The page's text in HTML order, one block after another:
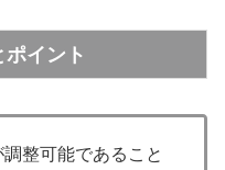
イント
整可能であること